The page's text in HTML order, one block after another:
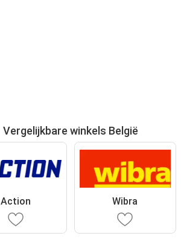
Vergelijkbare winkels België
Action Wibra